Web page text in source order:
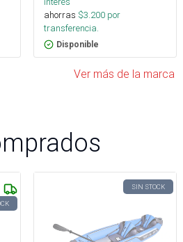
ahorras $3.200 por
transferencia.
Disponible
Ver más de la marca
SIN STOCK